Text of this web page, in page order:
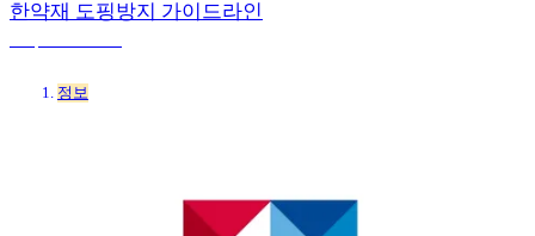
한약재 도핑방지 가이드라인
정보